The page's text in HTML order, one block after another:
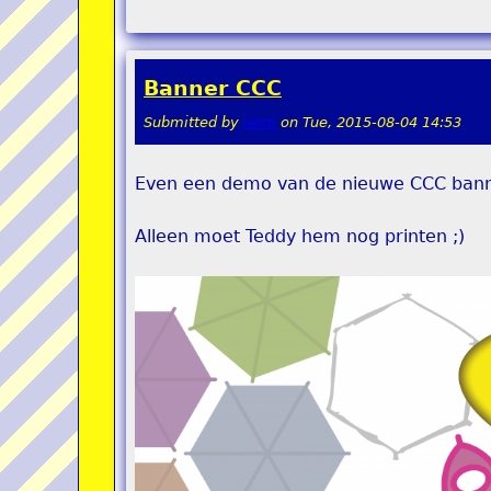
Banner CCC
Submitted by remi on Tue, 2015-08-04 14:53
Even een demo van de nieuwe CCC
Alleen moet Teddy hem nog printen ;)